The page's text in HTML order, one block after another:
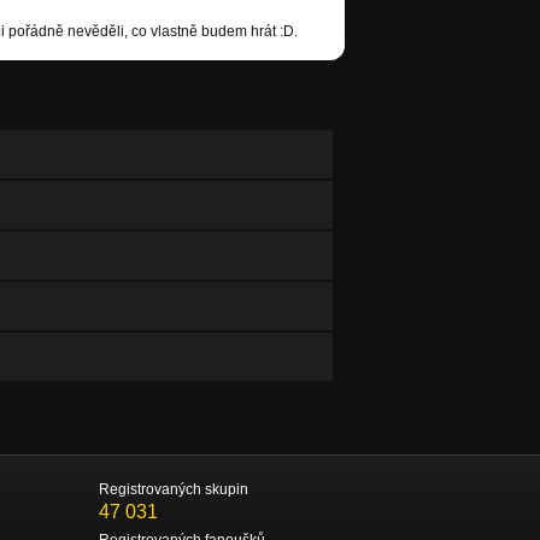
nevěděli, co vlastně budem hrát :D.
Registrovaných skupin
47 031